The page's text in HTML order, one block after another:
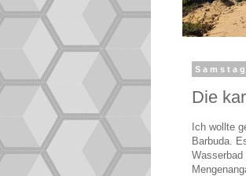
Die
Ich wollte
Barbuda.